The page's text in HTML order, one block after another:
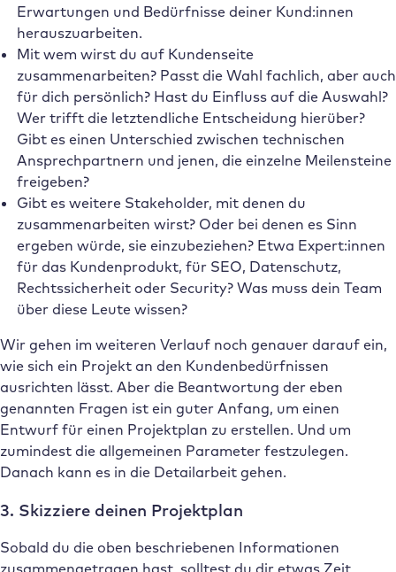
Erwartungen und Bedürfnisse deiner Kund:innen
herauszuarbeiten.
Mit wem wirst du auf Kundenseite
zusammenarbeiten? Passt die Wahl fachlich, aber auch
für dich persönlich? Hast du Einfluss auf die Auswahl?
Wer trifft die letztendliche Entscheidung hierüber?
Gibt es einen Unterschied zwischen technischen
Ansprechpartnern und jenen, die einzelne Meilensteine
freigeben?
Gibt es weitere Stakeholder, mit denen du
zusammenarbeiten wirst? Oder bei denen es Sinn
ergeben würde, sie einzubeziehen? Etwa Expert:innen
für das Kundenprodukt, für SEO, Datenschutz,
Rechtssicherheit oder Security? Was muss dein Team
über diese Leute wissen?
Wir gehen im weiteren Verlauf noch genauer darauf ein,
wie sich ein Projekt an den Kundenbedürfnissen
ausrichten lässt. Aber die Beantwortung der eben
genannten Fragen ist ein guter Anfang, um einen
Entwurf für einen Projektplan zu erstellen. Und um
zumindest die allgemeinen Parameter festzulegen.
Danach kann es in die Detailarbeit gehen.
3. Skizziere deinen Projektplan
Sobald du die oben beschriebenen Informationen